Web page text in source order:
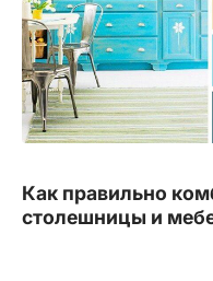
Как правильно
столешницы и